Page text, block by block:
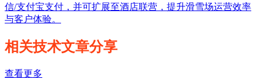
信/支付宝支付，并可扩展至酒店联营，提升滑雪场运营效率
与客户体验。
相关技术文章分享
查看更多